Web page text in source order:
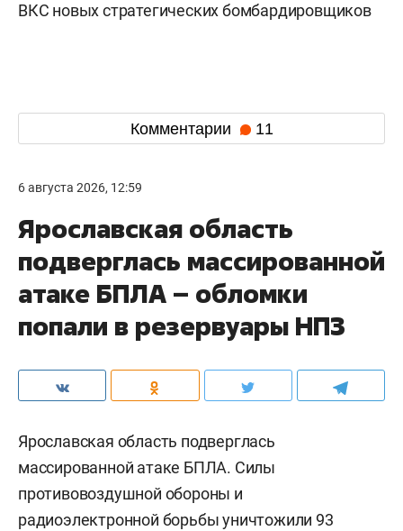
ВКС новых стратегических бомбардировщиков
Комментарии 11
6 августа 2026, 12:59
Ярославская область
подверглась массированной
атаке БПЛА – обломки
попали в резервуары НПЗ
Ярославская область подверглась
массированной атаке БПЛА. Силы
противовоздушной обороны и
радиоэлектронной борьбы уничтожили 93